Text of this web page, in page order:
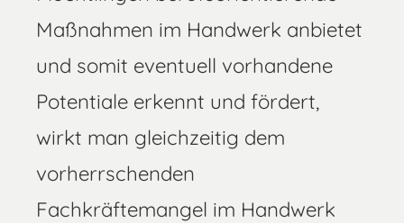
Maßnahmen im Handwerk anbietet
und somit eventuell vorhandene
Potentiale erkennt und fördert,
wirkt man gleichzeitig dem
vorherrschenden
Fachkräftemangel im Handwerk